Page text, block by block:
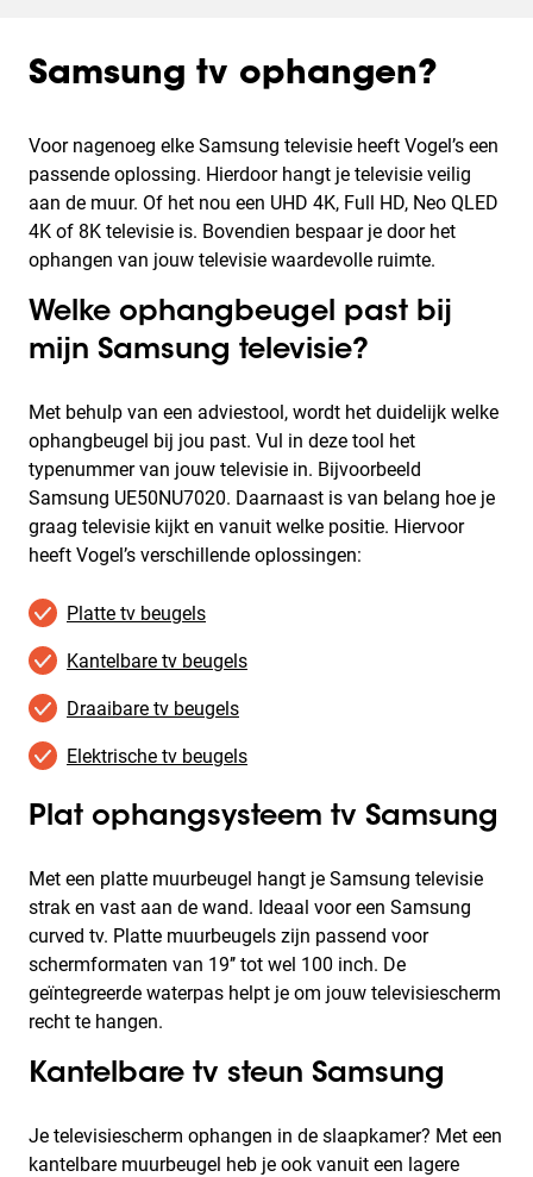
Samsung tv ophangen?
Voor nagenoeg elke Samsung televisie heeft Vogel’s een
passende oplossing. Hierdoor hangt je televisie veilig
aan de muur. Of het nou een UHD 4K, Full HD, Neo QLED
4K of 8K televisie is. Bovendien bespaar je door het
ophangen van jouw televisie waardevolle ruimte.
Welke ophangbeugel past bij
mijn Samsung televisie?
Met behulp van een adviestool, wordt het duidelijk welke
ophangbeugel bij jou past. Vul in deze tool het
typenummer van jouw televisie in. Bijvoorbeeld
Samsung UE50NU7020. Daarnaast is van belang hoe je
graag televisie kijkt en vanuit welke positie. Hiervoor
heeft Vogel’s verschillende oplossingen:
Platte tv beugels
Kantelbare tv beugels
Draaibare tv beugels
Elektrische tv beugels
Plat ophangsysteem tv Samsung
Met een platte muurbeugel hangt je Samsung televisie
strak en vast aan de wand. Ideaal voor een Samsung
curved tv. Platte muurbeugels zijn passend voor
schermformaten van 19’’ tot wel 100 inch. De
geïntegreerde waterpas helpt je om jouw televisiescherm
recht te hangen.
Kantelbare tv steun Samsung
Je televisiescherm ophangen in de slaapkamer? Met een
kantelbare muurbeugel heb je ook vanuit een lagere